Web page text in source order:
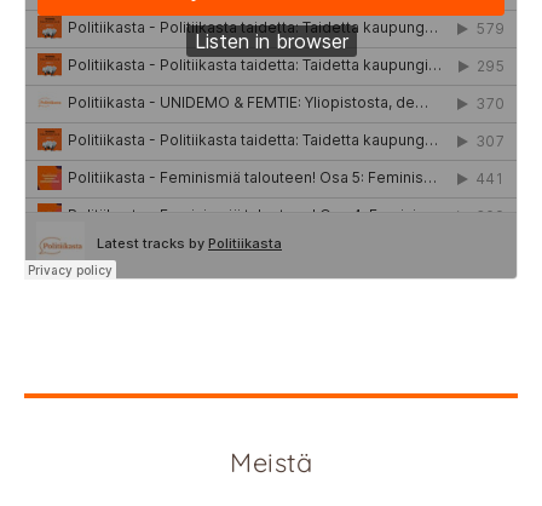
Meistä